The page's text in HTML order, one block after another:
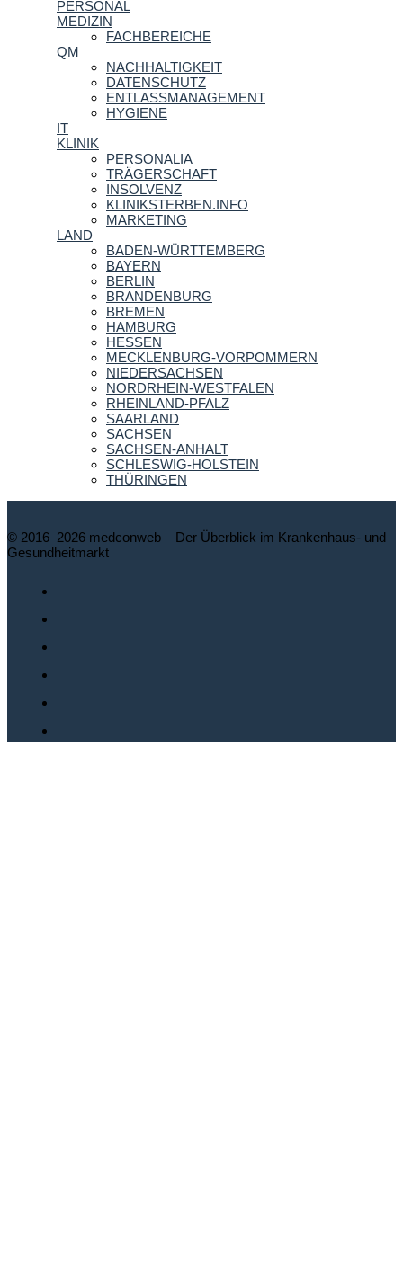
PERSONAL
MEDIZIN
FACHBEREICHE
QM
NACHHALTIGKEIT
DATENSCHUTZ
ENTLASSMANAGEMENT
HYGIENE
IT
KLINIK
PERSONALIA
TRÄGERSCHAFT
INSOLVENZ
KLINIKSTERBEN.INFO
MARKETING
LAND
BADEN-WÜRTTEMBERG
BAYERN
BERLIN
BRANDENBURG
BREMEN
HAMBURG
HESSEN
MECKLENBURG-VORPOMMERN
NIEDERSACHSEN
NORDRHEIN-WESTFALEN
RHEINLAND-PFALZ
SAARLAND
SACHSEN
SACHSEN-ANHALT
SCHLESWIG-HOLSTEIN
THÜRINGEN
© 2016–2026 medconweb – Der Überblick im Krankenhaus- und
Gesundheitmarkt